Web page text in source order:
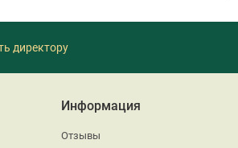
директору
Информация
Отзывы